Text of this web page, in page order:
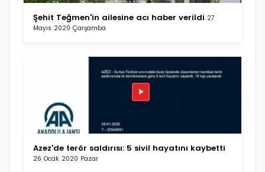
Şehit Teğmen'in ailesine acı haber verildi 27
Mayıs 2020 Çarşamba
Azez'de terör saldırısı: 5 sivil hayatını kaybetti
26 Ocak 2020 Pazar